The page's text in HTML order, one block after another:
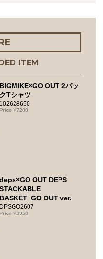
ITEM
BIGMIKE×GO OUT 2パッ
クTシャツ
102628650
7200
deps×GO OUT DEPS
STACKABLE
BASKET_GO OUT ver.
DPSGO2607
3950